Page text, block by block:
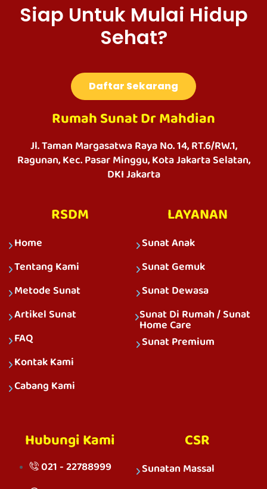
Siap Untuk Mulai Hidup
Sehat?
Daftar Sekarang
Rumah Sunat Dr Mahdian
Jl. Taman Margasatwa Raya No. 14, RT.6/RW.1,
Ragunan, Kec. Pasar Minggu, Kota Jakarta Selatan,
DKI Jakarta
RSDM
Home
Tentang Kami
Metode Sunat
Artikel Sunat
FAQ
Kontak Kami
Cabang Kami
LAYANAN
Sunat Anak
Sunat Gemuk
Sunat Dewasa
Sunat Di Rumah / Sunat
Home Care
Sunat Premium
Hubungi Kami
021 - 22788999
CSR
Sunatan Massal